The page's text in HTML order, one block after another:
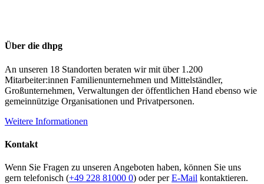
Über die dhpg
An unseren 18 Standorten beraten wir mit über 1.200
Mitarbeiter:innen Familienunternehmen und Mittelständler,
Großunternehmen, Verwaltungen der öffentlichen Hand ebenso wie
gemeinnützige Organisationen und Privatpersonen.
Weitere Informationen
Kontakt
Wenn Sie Fragen zu unseren Angeboten haben, können Sie uns
gern telefonisch (+49 228 81000 0) oder perE-Mail kontaktieren.